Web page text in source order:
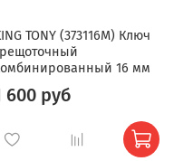
TONY (373116M) Ключ
16 мм
600 руб